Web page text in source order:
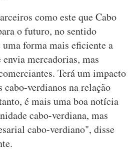
como este que Cabo
o futuro, no sentido
forma mais eficiente a
envia mercadorias, mas
Terá um impacto
cabo-verdianos na relação
é mais uma boa notícia
cabo-verdiana, mas
cabo-verdiano", disse